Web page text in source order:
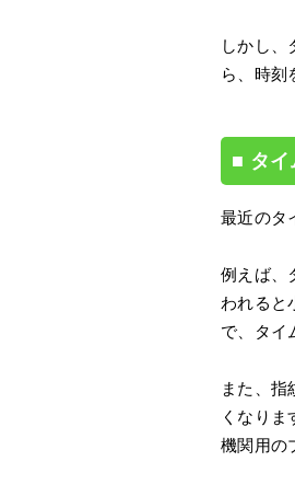
しかし、
ら、時刻
タ
最近のタ
例えば、
われると
で、タイ
また、指
くなりま
機関用の